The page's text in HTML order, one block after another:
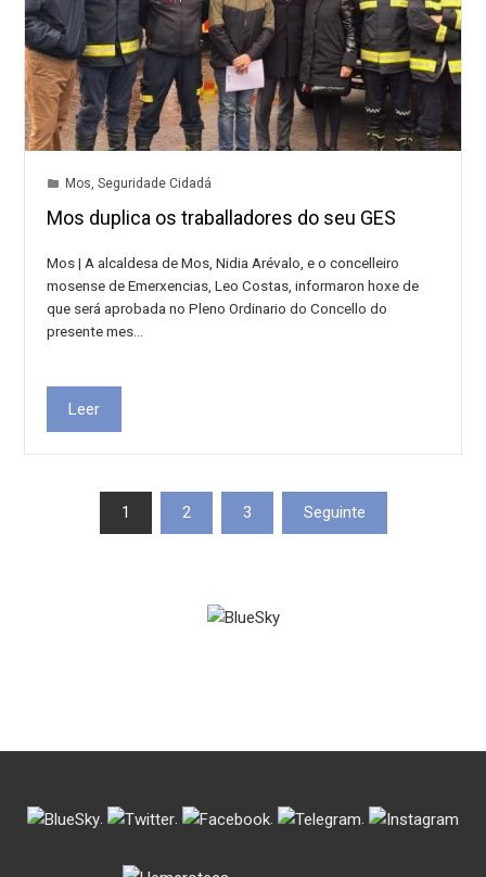
Mos,Seguridade Cidadá
Mos duplica os traballadores do seu GES
Mos | A alcaldesa de Mos, Nidia Arévalo, e o concelleiro
mosense de Emerxencias, Leo Costas, informaron hoxe de
que será aprobada no Pleno Ordinario do Concello do
presente mes…
Leer
Paxinación
1 2 3 Seguinte
. . . .